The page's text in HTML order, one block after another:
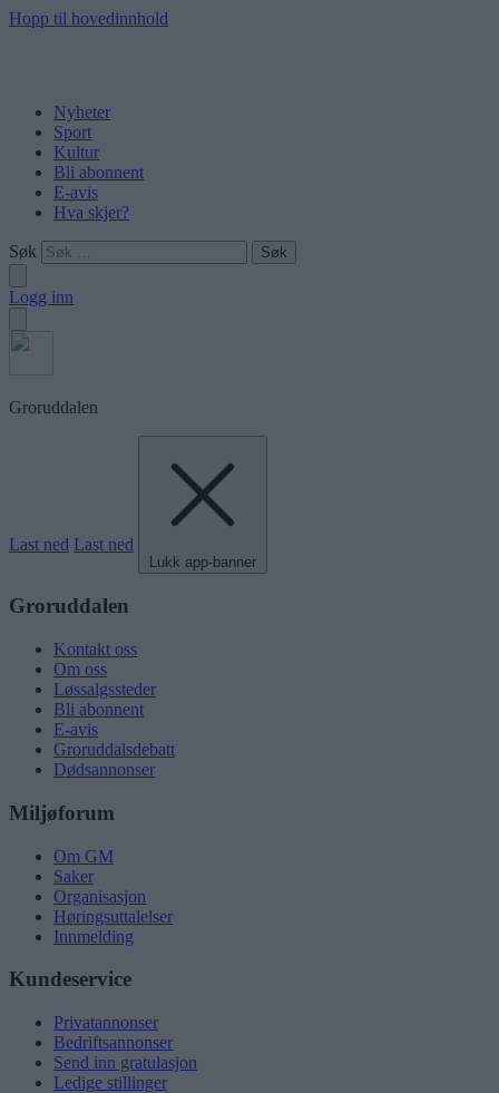
Hopp til hovedinnhold
Nyheter
Sport
Kultur
Bli abonnent
E-avis
Hva skjer?
Søk
Logg inn
Groruddalen
Last ned Last ned
Lukk app-banner
Groruddalen
Kontakt oss
Om oss
Løssalgssteder
Bli abonnent
E-avis
Groruddalsdebatt
Dødsannonser
Miljøforum
Om GM
Saker
Organisasjon
Høringsuttalelser
Innmelding
Kundeservice
Privatannonser
Bedriftsannonser
Send inn gratulasjon
Ledige stillinger